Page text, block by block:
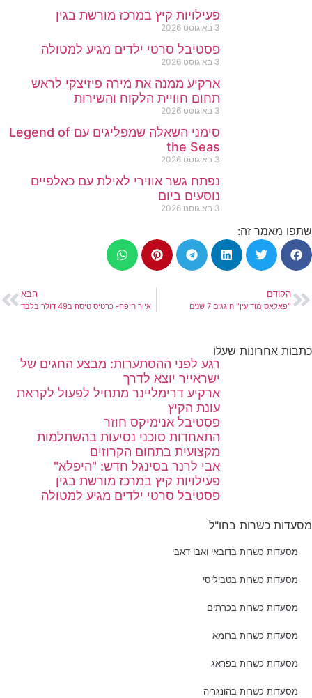
פעילויות קיץ במרכז מורשת בגין
3 באוגוסט 2026
פסטיבל סרטי ילדים מגיע למטולה
3 באוגוסט 2026
ארקיע ממנה את מירה פיזיצקי לראש
תחום חוויית הלקוח והשירות
3 באוגוסט 2026
סימני השאלה שמפליגים עם Legend of
the Seas
3 באוגוסט 2026
נפתח גשר אווירי לאילת עם כאלפיים
נוסעים ביום
3 באוגוסט 2026
שתפו מאמר זה:
הקודם
"פאלאס מודיעין" חוגגים 7 שנים
הבא
אייר חיפה- כרטיס טיסה ב49 דולר בלבד
כתבות אחרונות שעלו
רגע לפני ההסתערות: מבצע החגים של
ישראייר יוצא לדרך
ארקיע דרימליינר מתחיל לפעול לקראת
עונת הקיץ
פסטיבל אנימיקס חוזר
התאחדות סוכני נסיעות בהשתלמות
מקצועית בתחום הקרוזים
אבי לרנר בסינגל חדש: "היפלא"
פעילויות קיץ במרכז מורשת בגין
פסטיבל סרטי ילדים מגיע למטולה
מסעדות כשרות בחו"ל
מסעדות כשרות בדובאי ואבו דאבי
מסעדות כשרות בטביליסי
מסעדות כשרות בכרתים
מסעדות כשרות ברומא
מסעדות כשרות בפראג
מסעדות כשרות בהונגריה